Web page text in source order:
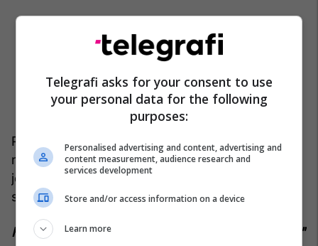
Premiera në Cineplexx Kosova shënoi një tjetër
ndalesë të rëndësishme për filmin “Policë për
jetë”, ndërsa publiku tashmë pritet ta vlerësojë në
sallat e kinemasë./Telegrafi/
Fotografi të tjera nga premiera e "Policë për Jetë"
Telegrafi asks for your consent to use
your personal data for the following
purposes:
Personalised advertising and content, advertising and
content measurement, audience research and
services development
Store and/or access information on a device
Learn more